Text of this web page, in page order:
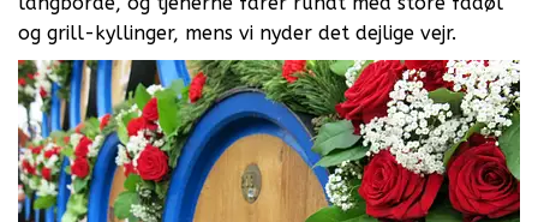
og grill-kyllinger, mens vi nyder det dejlige vejr.